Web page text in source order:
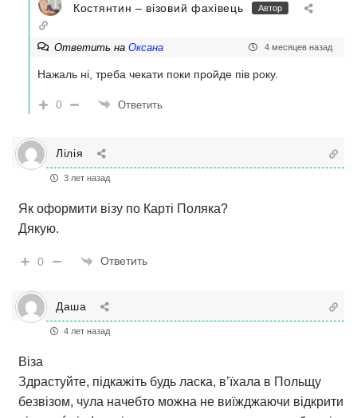
Костянтин – візовий фахівець Автор
Ответить на Оксана 4 месяцев назад
Нажаль ні, треба чекати поки пройде пів року.
0 Ответить
Лілія
3 лет назад
Як оформити візу по Карті Поляка?
Дякую.
0 Ответить
Даша
4 лет назад
Віза
Здрастуйте, підкажіть будь ласка, в’їхала в Польщу
безвізом, чула начебто можна не виїжджаючи відкрити